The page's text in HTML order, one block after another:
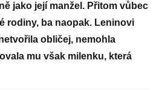
jako její manžel. Přitom vůbec
rodiny, ba naopak. Leninovi
obličej, nemohla
mu však milenku, která